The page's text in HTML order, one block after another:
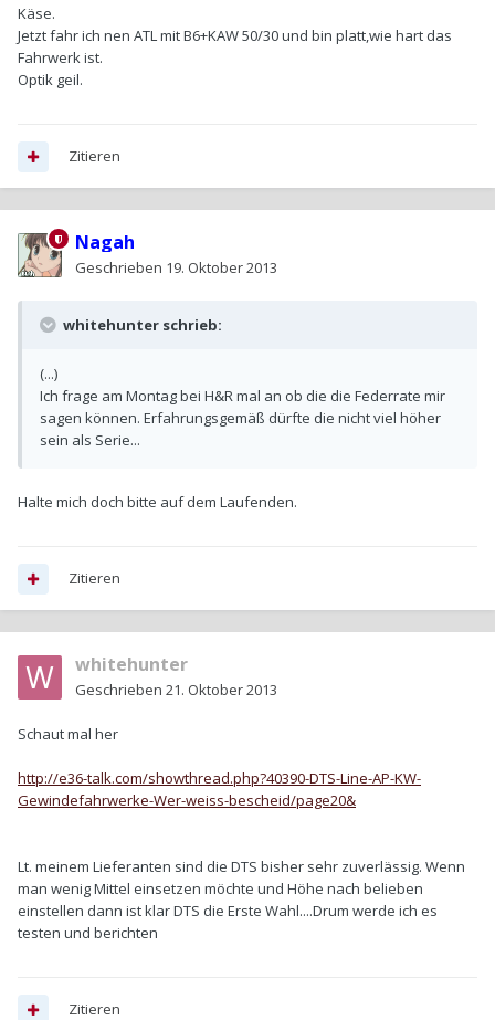
Käse.
Jetzt fahr ich nen ATL mit B6+KAW 50/30 und bin platt,wie hart das
Fahrwerk ist.
Optik geil.
Zitieren
Nagah
Geschrieben 19. Oktober 2013
whitehunter schrieb:
(...)
Ich frage am Montag bei H&R mal an ob die die Federrate mir
sagen können. Erfahrungsgemäß dürfte die nicht viel höher
sein als Serie...
Halte mich doch bitte auf dem Laufenden.
Zitieren
whitehunter
Geschrieben 21. Oktober 2013
Schaut mal her
http://e36-talk.com/showthread.php?40390-DTS-Line-AP-KW-
Gewindefahrwerke-Wer-weiss-bescheid/page20&
Lt. meinem Lieferanten sind die DTS bisher sehr zuverlässig. Wenn
man wenig Mittel einsetzen möchte und Höhe nach belieben
einstellen dann ist klar DTS die Erste Wahl....Drum werde ich es
testen und berichten
Zitieren